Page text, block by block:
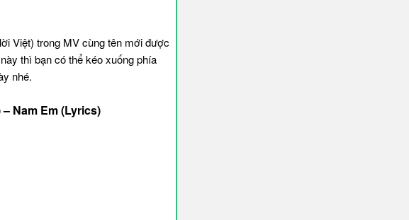
Việt) trong MV cùng tên mới được
thì bạn có thể kéo xuống phía
nhé.
Nam Em (Lyrics)